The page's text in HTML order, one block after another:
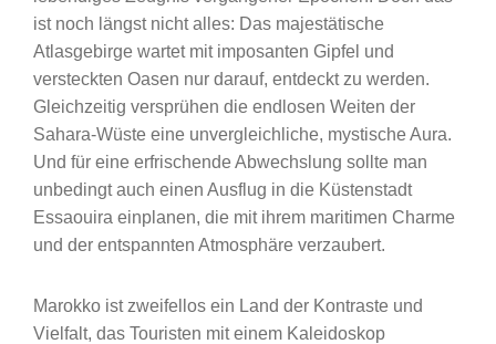
ist noch längst nicht alles: Das majestätische
Atlasgebirge wartet mit imposanten Gipfel und
versteckten Oasen nur darauf, entdeckt zu werden.
Gleichzeitig versprühen die endlosen Weiten der
Sahara-Wüste eine unvergleichliche, mystische Aura.
Und für eine erfrischende Abwechslung sollte man
unbedingt auch einen Ausflug in die Küstenstadt
Essaouira einplanen, die mit ihrem maritimen Charme
und der entspannten Atmosphäre verzaubert.
Marokko ist zweifellos ein Land der Kontraste und
Vielfalt, das Touristen mit einem Kaleidoskop